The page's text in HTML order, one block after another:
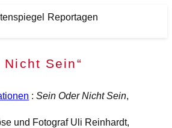
Nicht Sein“
:Sein Oder Nicht Sein,
und Fotograf Uli Reinhardt,